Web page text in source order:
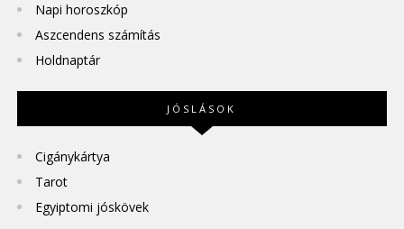
Napi horoszkóp
Aszcendens számítás
Holdnaptár
JÓSLÁSOK
Cigánykártya
Tarot
Egyiptomi jóskövek